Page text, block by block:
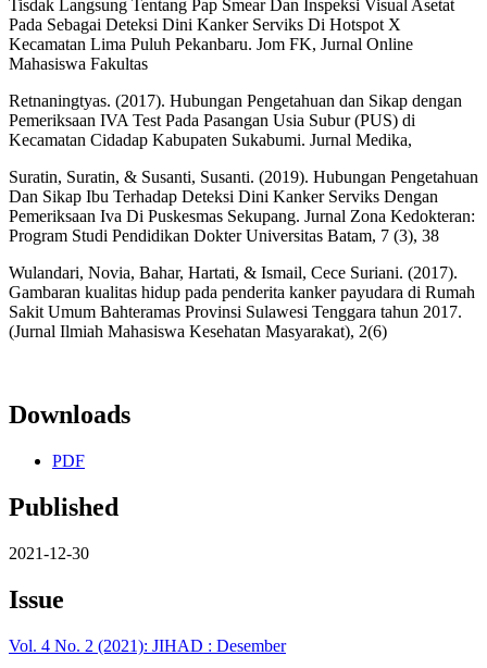
Tisdak Langsung Tentang Pap Smear Dan Inspeksi Visual Asetat
Pada Sebagai Deteksi Dini Kanker Serviks Di Hotspot X
Kecamatan Lima Puluh Pekanbaru. Jom FK, Jurnal Online
Mahasiswa Fakultas
Retnaningtyas. (2017). Hubungan Pengetahuan dan Sikap dengan
Pemeriksaan IVA Test Pada Pasangan Usia Subur (PUS) di
Kecamatan Cidadap Kabupaten Sukabumi. Jurnal Medika,
Suratin, Suratin, & Susanti, Susanti. (2019). Hubungan Pengetahuan
Dan Sikap Ibu Terhadap Deteksi Dini Kanker Serviks Dengan
Pemeriksaan Iva Di Puskesmas Sekupang. Jurnal Zona Kedokteran:
Program Studi Pendidikan Dokter Universitas Batam, 7 (3), 38
Wulandari, Novia, Bahar, Hartati, & Ismail, Cece Suriani. (2017).
Gambaran kualitas hidup pada penderita kanker payudara di Rumah
Sakit Umum Bahteramas Provinsi Sulawesi Tenggara tahun 2017.
(Jurnal Ilmiah Mahasiswa Kesehatan Masyarakat), 2(6)
Downloads
PDF
Published
2021-12-30
Issue
Vol. 4 No. 2 (2021): JIHAD : Desember